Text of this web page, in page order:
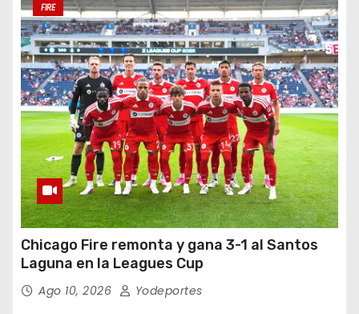
FIRE
Chicago Fire remonta y gana 3-1 al Santos
Laguna en la Leagues Cup
Ago 10, 2026 Yodeportes